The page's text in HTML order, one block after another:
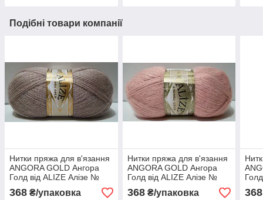
Подібні товари компанії
Нитки пряжа для в'язання
ANGORA GOLD Ангора
Голд від ALIZE Алізе №
542 - кора
368 ₴/упаковка
Нитки пряжа для в'язання
ANGORA GOLD Ангора
Голд від ALIZE Алізе №
161 - пудра
368₴/упаковка
-
368